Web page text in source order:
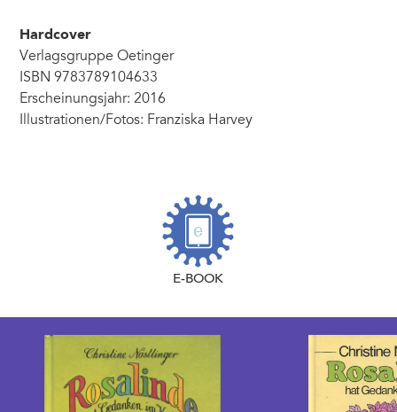
Hardcover
Verlagsgruppe Oetinger
ISBN 9783789104633
Erscheinungsjahr: 2016
Illustrationen/Fotos: Franziska Harvey
E-BOOK